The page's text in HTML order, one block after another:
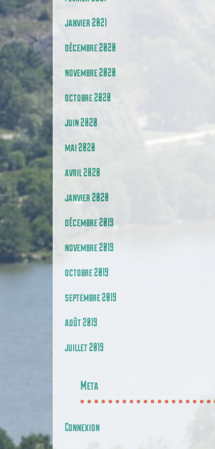
janvier 2021
décembre 2020
novembre 2020
octobre 2020
juin 2020
mai 2020
avril 2020
janvier 2020
décembre 2019
novembre 2019
octobre 2019
septembre 2019
août 2019
juillet 2019
Meta
Connexion